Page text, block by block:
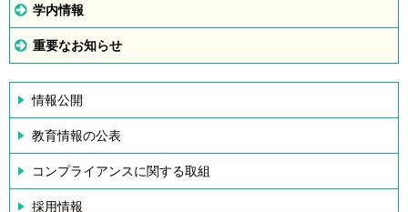
学内情報
重要なお知らせ
情報公開
教育情報の公表
コンプライアンスに関する取組
採用情報